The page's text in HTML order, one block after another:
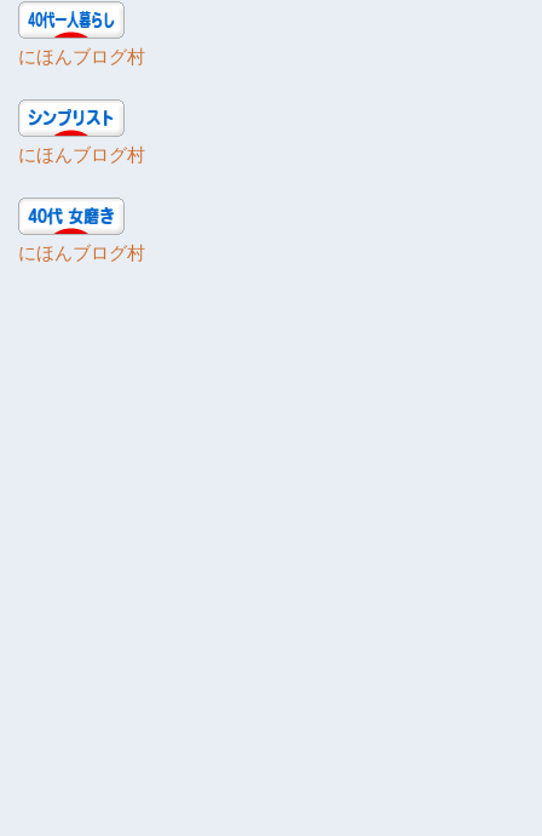
にほんブログ村
にほんブログ村
にほんブログ村